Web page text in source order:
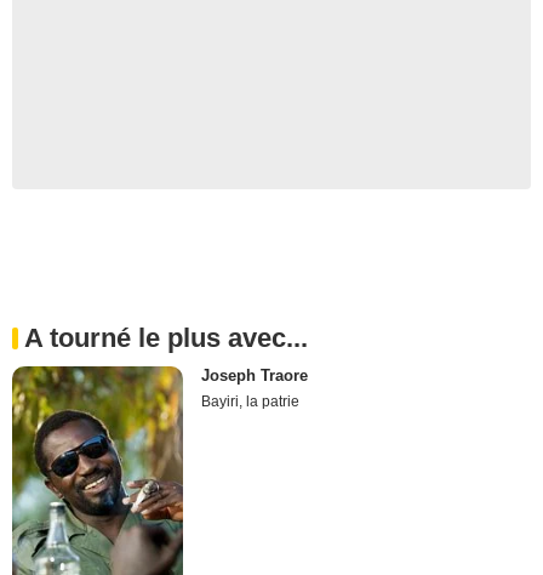
A tourné le plus avec...
Joseph Traore
Bayiri, la patrie